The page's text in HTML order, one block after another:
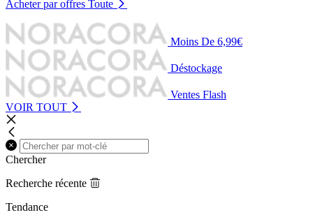
Acheter par offres Toute
Moins De 6,99€
Déstockage
Ventes Flash
VOIR TOUT
Chercher
Recherche récente
Tendance